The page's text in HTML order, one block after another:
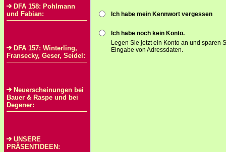
DFA 158: Pohlmann
und Fabian:
DFA 157: Winterling,
Fransecky, Geser, Seidel:
Neuerscheinungen bei
Bauer & Raspe und bei
Degener:
UNSERE
PRÄSENTIDEEN:
Ich habe mein Kennwort vergessen
Ich habe noch kein Konto.
Legen Sie jetzt ein Konto an und sparen
Eingabe von Adressdaten.